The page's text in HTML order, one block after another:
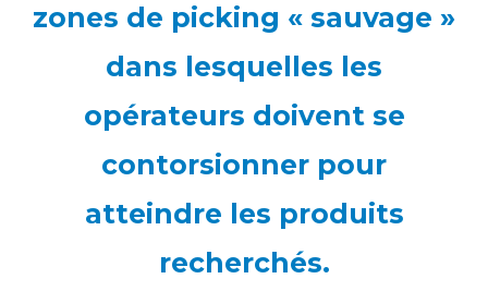
zones de picking « sauvage »
dans lesquelles les
opérateurs doivent se
contorsionner pour
atteindre les produits
recherchés.